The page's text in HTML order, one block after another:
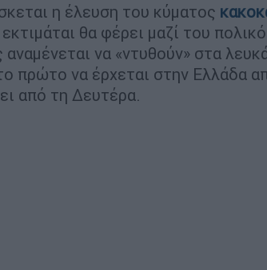
η έλευση του κύματος
θα φέρει μαζί του πολικό
να «ντυθούν» στα
πρώτο να έρχεται στην Ελλάδα
από τη Δευτέρα.